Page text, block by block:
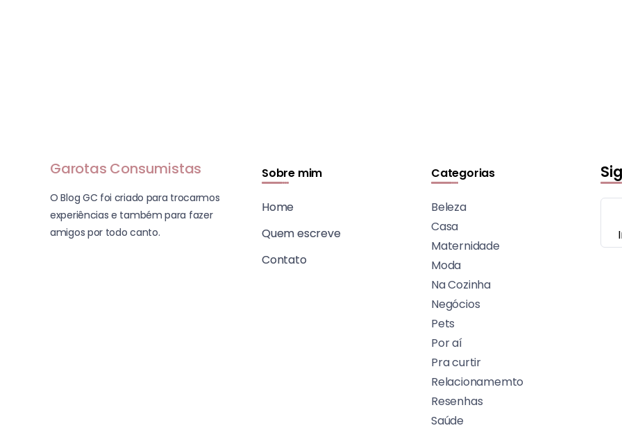
Garotas Consumistas
O Blog GC foi criado para trocarmos
experiências e também para fazer
amigos por todo canto.
Sobre mim
Home
Quem escreve
Contato
Categorias
Beleza
Casa
Maternidade
Moda
Na Cozinha
Negócios
Pets
Por aí
Pra curtir
Relacionamemto
Resenhas
Saúde